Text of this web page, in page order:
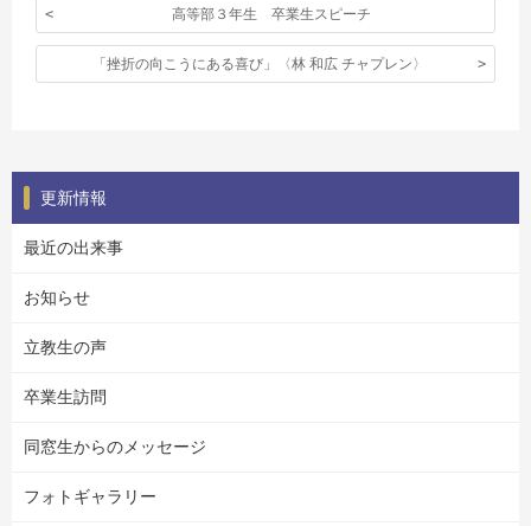
高等部３年生 卒業生スピーチ
「挫折の向こうにある喜び」〈林 和広 チャプレン〉
更新情報
最近の出来事
お知らせ
立教生の声
卒業生訪問
同窓生からのメッセージ
フォトギャラリー